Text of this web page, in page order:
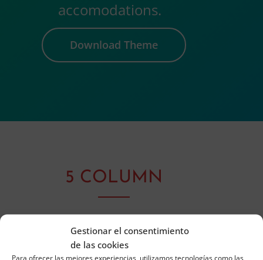
Gestionar el consentimiento
de las cookies
Para ofrecer las mejores experiencias, utilizamos tecnologías como las
accomodations.
Download Theme
5 COLUMN
Choose from a variety of sizes and styles.